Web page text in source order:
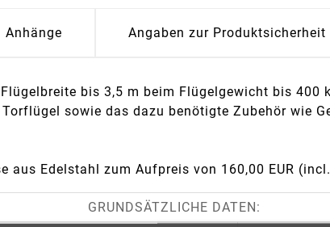
Anhänge Angaben zur Produktsicherheit
bis 3,5 m beim Flügelgewicht bis 400
sowie das dazu benötigte Zubehör wie
aus Edelstahl zum Aufpreis von 160,00 EUR
GRUNDSÄTZLICHE DATEN: